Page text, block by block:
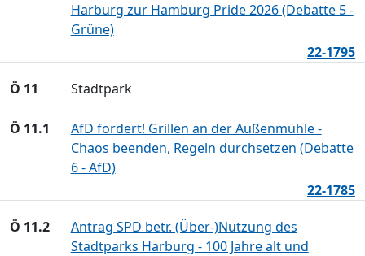
Harburg zur Hamburg Pride 2026 (Debatte 5 -
Grüne)
22-1795
Ö 11 Stadtpark
Ö 11.1
AfD fordert! Grillen an der Außenmühle -
Chaos beenden, Regeln durchsetzen (Debatte
6 - AfD)
22-1785
Ö 11.2
Antrag SPD betr. (Über-)Nutzung des
Stadtparks Harburg - 100 Jahre alt und